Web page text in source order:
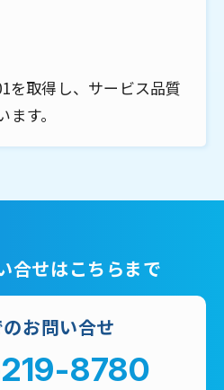
を取得し、サービス品質
す。
合せはこちらまで
お問い合せ
8780